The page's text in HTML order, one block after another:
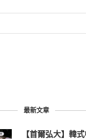
最新文章
【首爾弘大】韓